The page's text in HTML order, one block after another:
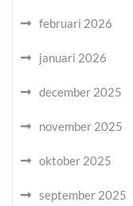
februari 2026
januari 2026
december 2025
november 2025
oktober 2025
september 2025